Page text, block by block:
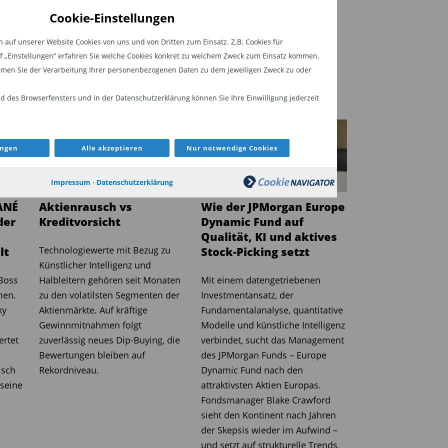
Cookie-Einstellungen
auf unserer Website Cookies von uns und von Dritten zum Einsatz. Z.B. Cookies für
erfahren Sie welche Cookies konkret zu welchem Zweck zum Einsatz kommen.
Sie der Verarbeitung Ihrer personenbezogenen Daten zu dem jeweiligen Zweck zu oder
des Browserfensters und in der Datenschutzerklärung können Sie Ihre Einwilligung jederzeit
Alle akzeptieren Nur notwendige Cookies
Impressum · Datenschutzerklärung
die deutschen Autohersteller
verschlafen. Ihnen wird
günstigen Elektro-
können. „Dabei wird oft übersehen,
traditionell zuerst in
werden, um die hohen
bevor sie auf breitere
werden.“
übe erheblichen Druck aus.
Nachfrage nach Autos, andererseits
Hersteller den Weltmarkt mit
Dies verstärkte den Wettbewerb und
in diesem Jahr um über 25 %
von Volkswagen ist seit
Trotz dieser Herausforderungen
großen deutschen Autobauer seit
von VW im Jahr 2015 aufgrund
mehr verzeichnet haben.
aktuell eine niedrige
Aktienrausch vs
Kreditvorsicht
Technologiewerte mit Bezug zu
Künstlicher Intelligenz und
Halbleitern gehören seit Monaten
zu den volatilsten Segmenten der
Aktienmärkte. Auf kräftige
Gewinnmitnahmen folgt
zuverlässig neues Dip-Buying, die
Bewertungen bleiben auf
Rekordniveau.
Wie der JPMorgan Europe
Dynamic Fund auf
Qualität, KI und aktives
Stock-Picking setzt
Mit einem datengetriebenen
Investmentansatz, der
Fundamentalanalyse, quantitative
Modelle und künstliche Intelligenz
verbindet, sucht das Management
des JPMorgan Funds – Europe
Dynamic Fund nach den
attraktivsten Aktien Europas.
Fondsmanager Blake Crawford
sieht den Kontinent nach Jahren
der Skepsis wieder im Aufwind –
und setzt auf strukturelle Trends,